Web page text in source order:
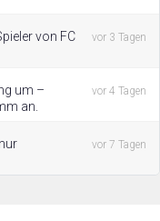
von FC
vor 3 Tagen
um –
an.
vor 4 Tagen
vor 7 Tagen